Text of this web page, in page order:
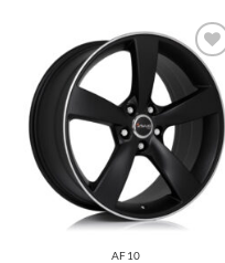
Aggiungi
alla lista
desideri
AF10